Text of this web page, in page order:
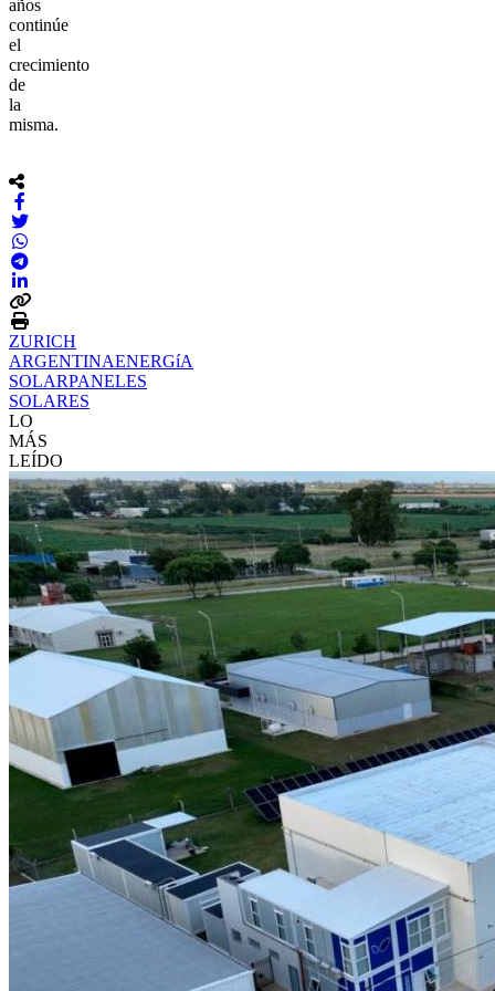
años
continúe
el
crecimiento
de
la
misma.
ZURICH
ARGENTINAENERGíA
SOLARPANELES
SOLARES
LO
MÁS
LEÍDO